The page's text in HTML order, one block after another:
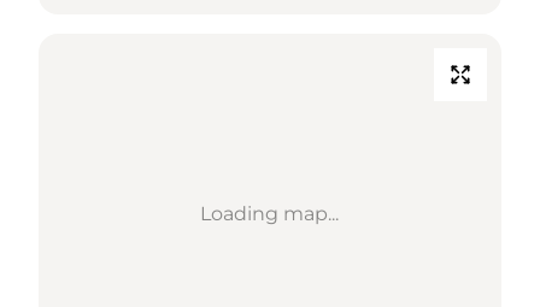
Loading map...